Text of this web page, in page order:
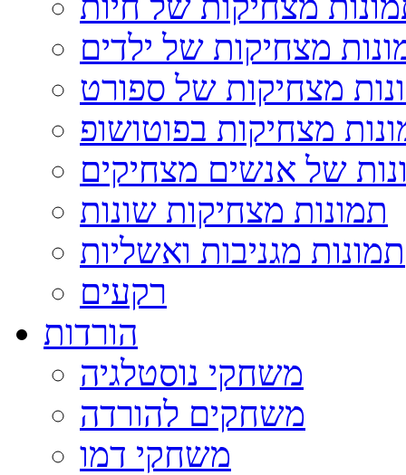
מצחיקות של ילדים
מצחיקות של ספורט
מצחיקות בפוטושופ
של אנשים מצחיקים
תמונות מצחיקות שונות
תמונות מגניבות ואשליות
רקעים
הורדות
משחקי נוסטלגיה
משחקים להורדה
משחקי דמו